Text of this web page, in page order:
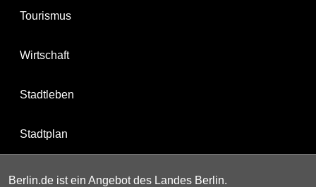
Tourismus
Wirtschaft
Stadtleben
Stadtplan
Berlin.de ist ein Angebot des Landes Berlin.